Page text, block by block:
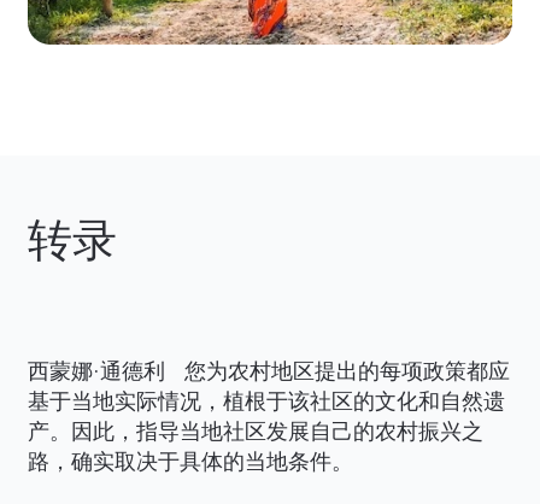
转录
西蒙娜·通德利 您为农村地区提出的每项政策都应
基于当地实际情况，植根于该社区的文化和自然遗
产。因此，指导当地社区发展自己的农村振兴之
路，确实取决于具体的当地条件。